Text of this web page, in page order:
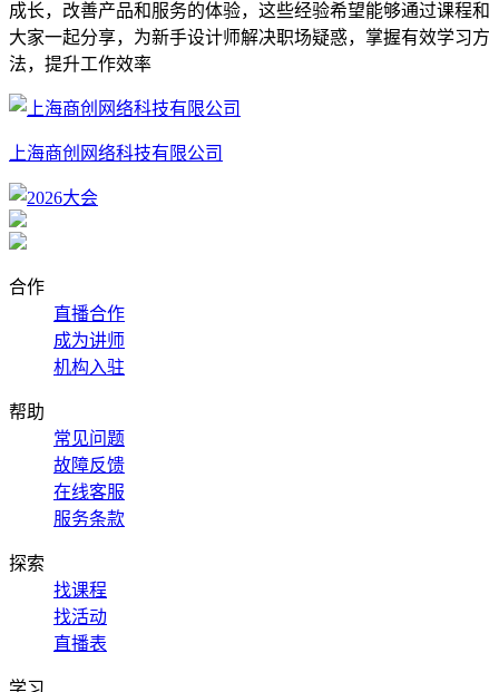
成长，改善产品和服务的体验，这些经验希望能够通过课程和
大家一起分享，为新手设计师解决职场疑惑，掌握有效学习方
法，提升工作效率
上海商创网络科技有限公司
合作
直播合作
成为讲师
机构入驻
帮助
常见问题
故障反馈
在线客服
服务条款
探索
找课程
找活动
直播表